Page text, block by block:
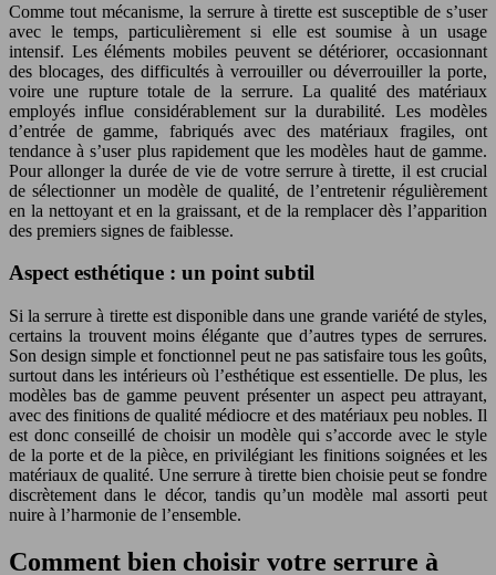
Comme tout mécanisme, la serrure à tirette est susceptible de s’user
avec le temps, particulièrement si elle est soumise à un usage
intensif. Les éléments mobiles peuvent se détériorer, occasionnant
des blocages, des difficultés à verrouiller ou déverrouiller la porte,
voire une rupture totale de la serrure. La qualité des matériaux
employés influe considérablement sur la durabilité. Les modèles
d’entrée de gamme, fabriqués avec des matériaux fragiles, ont
tendance à s’user plus rapidement que les modèles haut de gamme.
Pour allonger la durée de vie de votre serrure à tirette, il est crucial
de sélectionner un modèle de qualité, de l’entretenir régulièrement
en la nettoyant et en la graissant, et de la remplacer dès l’apparition
des premiers signes de faiblesse.
Aspect esthétique : un point subtil
Si la serrure à tirette est disponible dans une grande variété de styles,
certains la trouvent moins élégante que d’autres types de serrures.
Son design simple et fonctionnel peut ne pas satisfaire tous les goûts,
surtout dans les intérieurs où l’esthétique est essentielle. De plus, les
modèles bas de gamme peuvent présenter un aspect peu attrayant,
avec des finitions de qualité médiocre et des matériaux peu nobles. Il
est donc conseillé de choisir un modèle qui s’accorde avec le style
de la porte et de la pièce, en privilégiant les finitions soignées et les
matériaux de qualité. Une serrure à tirette bien choisie peut se fondre
discrètement dans le décor, tandis qu’un modèle mal assorti peut
nuire à l’harmonie de l’ensemble.
Comment bien choisir votre serrure à